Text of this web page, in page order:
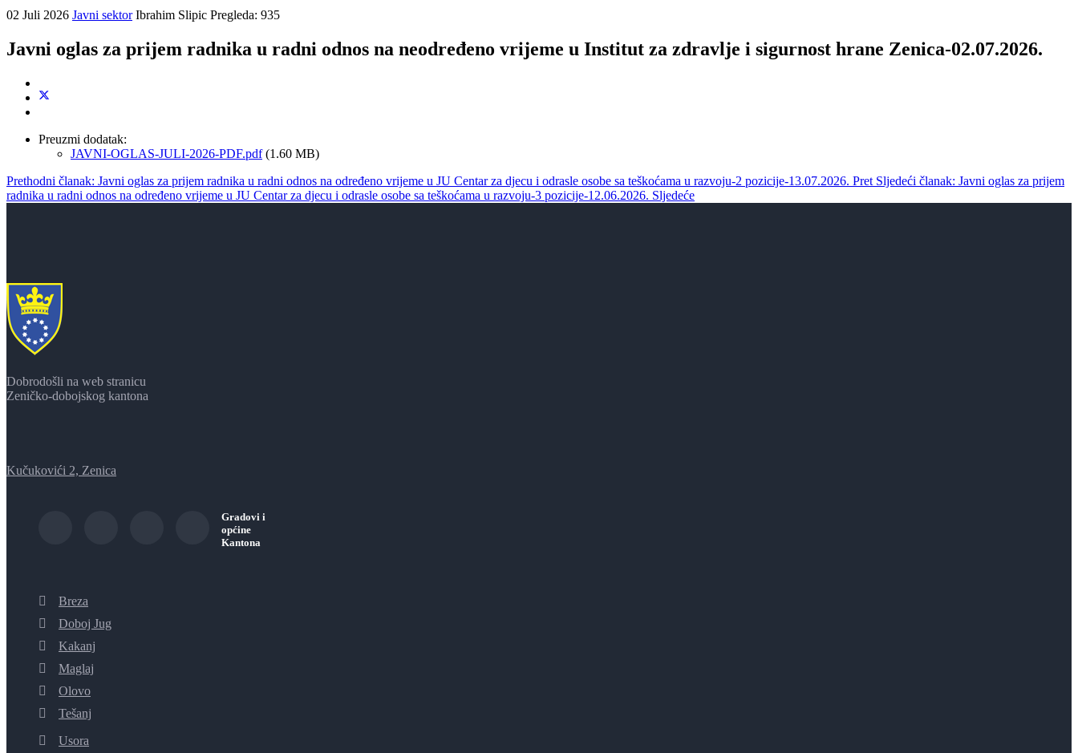
02 Juli 2026 Javni sektor Ibrahim Slipic Pregleda: 935
Javni oglas za prijem radnika u radni odnos na neodređeno vrijeme u Institut za zdravlje i sigurnost hrane Zenica-02.07.2026.
Preuzmi dodatak:
JAVNI-OGLAS-JULI-2026-PDF.pdf(1.60 MB)
Prethodni članak: Javni oglas za prijem radnika u radni odnos na određeno vrijeme u JU Centar za djecu i odrasle osobe sa teškoćama u razvoju-2 pozicije-13.07.2026. Pret Sljedeći članak: Javni oglas za prijem
radnika u radni odnos na određeno vrijeme u JU Centar za djecu i odrasle osobe sa teškoćama u razvoju-3 pozicije-12.06.2026. Sljedeće
Dobrodošli na web stranicu
Zeničko-dobojskog kantona
Kučukovići 2, Zenica
Gradovi i
općine
Kantona
Breza
Doboj Jug
Kakanj
Maglaj
Olovo
Tešanj
Usora